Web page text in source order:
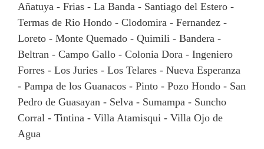
Añatuya - Frias - La Banda - Santiago del Estero -
Termas de Rio Hondo - Clodomira - Fernandez -
Loreto - Monte Quemado - Quimili - Bandera -
Beltran - Campo Gallo - Colonia Dora - Ingeniero
Forres - Los Juries - Los Telares - Nueva Esperanza
- Pampa de los Guanacos - Pinto - Pozo Hondo - San
Pedro de Guasayan - Selva - Sumampa - Suncho
Corral - Tintina - Villa Atamisqui - Villa Ojo de
Agua